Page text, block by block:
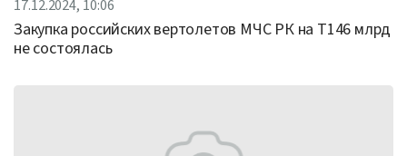
17.12.2024, 10:06
Закупка российских вертолетов МЧС РК на Т146 млрд
не состоялась